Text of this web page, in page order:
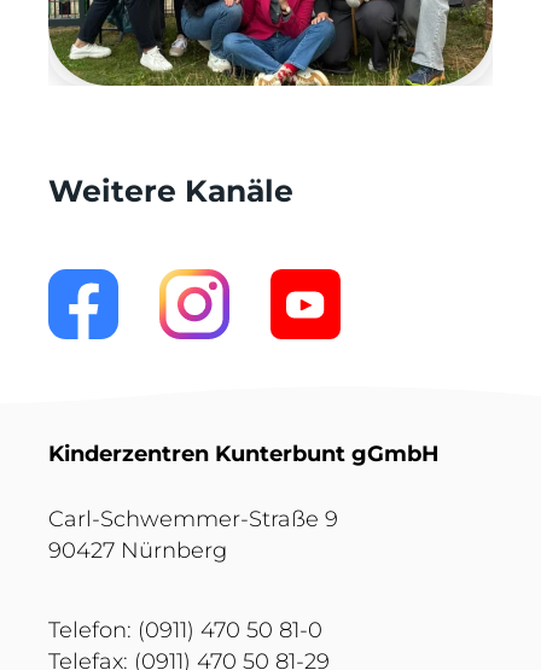
Weitere Kanäle
Kinderzentren Kunterbunt gGmbH
Carl-Schwemmer-Straße 9
90427 Nürnberg
Telefon: (0911) 470 50 81-0
Telefax: (0911) 470 50 81-29